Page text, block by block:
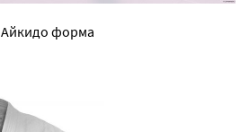
Айкидо форма